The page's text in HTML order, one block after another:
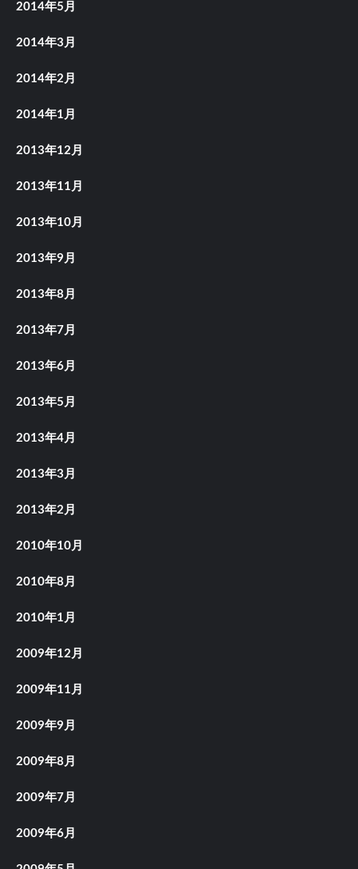
2014年5月
2014年3月
2014年2月
2014年1月
2013年12月
2013年11月
2013年10月
2013年9月
2013年8月
2013年7月
2013年6月
2013年5月
2013年4月
2013年3月
2013年2月
2010年10月
2010年8月
2010年1月
2009年12月
2009年11月
2009年9月
2009年8月
2009年7月
2009年6月